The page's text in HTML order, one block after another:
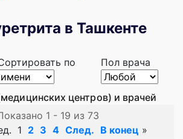
в Ташкенте
по Пол врача
центров) и врачей
1 - 19 из 73
1 2 3 4 След. В конец »